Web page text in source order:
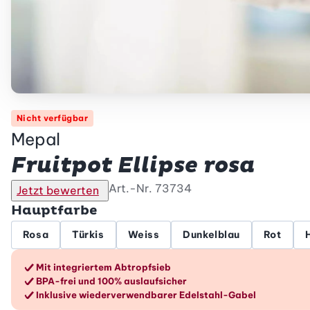
Nicht verfügbar
Mepal
Fruitpot Ellipse rosa
Jetzt bewerten Art.-Nr. 73734
Hauptfarbe
Rosa Türkis Weiss Dunkelblau Rot
Die Vorteile im Überblick
Mit integriertem Abtropfsieb
BPA-frei und 100% auslaufsicher
Inklusive wiederverwendbarer Edelstahl-Gabel